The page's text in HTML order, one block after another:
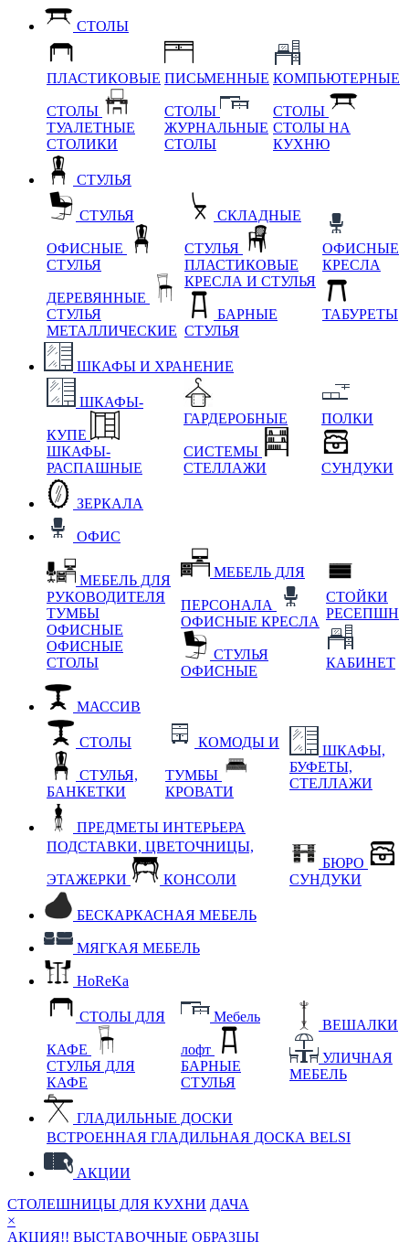
СТОЛЫ
ПЛАСТИКОВЫЕ
СТОЛЫ
ТУАЛЕТНЫЕ
СТОЛИКИ
ПИСЬМЕННЫЕ
СТОЛЫ
ЖУРНАЛЬНЫЕ
СТОЛЫ
КОМПЬЮТЕРНЫЕ
СТОЛЫ
СТОЛЫ НА
КУХНЮ
СТУЛЬЯ
СТУЛЬЯ
ОФИСНЫЕ
СТУЛЬЯ
ДЕРЕВЯННЫЕ
СТУЛЬЯ
МЕТАЛЛИЧЕСКИЕ
СКЛАДНЫЕ
СТУЛЬЯ
ПЛАСТИКОВЫЕ
КРЕСЛА И СТУЛЬЯ
БАРНЫЕ
СТУЛЬЯ
ОФИСНЫЕ
КРЕСЛА
ТАБУРЕТЫ
ШКАФЫ И ХРАНЕНИЕ
ШКАФЫ-
КУПЕ
ШКАФЫ-
РАСПАШНЫЕ
ГАРДЕРОБНЫЕ
СИСТЕМЫ
СТЕЛЛАЖИ
ПОЛКИ
СУНДУКИ
ЗЕРКАЛА
ОФИС
МЕБЕЛЬ ДЛЯ
РУКОВОДИТЕЛЯ
ТУМБЫ
ОФИСНЫЕ
ОФИСНЫЕ
СТОЛЫ
МЕБЕЛЬ ДЛЯ
ПЕРСОНАЛА
ОФИСНЫЕ КРЕСЛА
СТУЛЬЯ
ОФИСНЫЕ
СТОЙКИ
РЕСЕПШН
КАБИНЕТ
МАССИВ
СТОЛЫ
СТУЛЬЯ,
БАНКЕТКИ
КОМОДЫ И
ТУМБЫ
КРОВАТИ
ШКАФЫ,
БУФЕТЫ,
СТЕЛЛАЖИ
ПРЕДМЕТЫ ИНТЕРЬЕРА
ПОДСТАВКИ, ЦВЕТОЧНИЦЫ,
ЭТАЖЕРКИ КОНСОЛИ
БЮРО
СУНДУКИ
БЕСКАРКАСНАЯ МЕБЕЛЬ
МЯГКАЯ МЕБЕЛЬ
HoReKa
СТОЛЫ ДЛЯ
КАФЕ
СТУЛЬЯ ДЛЯ
КАФЕ
Мебель
лофт
БАРНЫЕ
СТУЛЬЯ
ВЕШАЛКИ
УЛИЧНАЯ
МЕБЕЛЬ
ГЛАДИЛЬНЫЕ ДОСКИ
ВСТРОЕННАЯ ГЛАДИЛЬНАЯ ДОСКА BELSI
АКЦИИ
СТОЛЕШНИЦЫ ДЛЯ КУХНИ ДАЧА
×
АКЦИЯ!! ВЫСТАВОЧНЫЕ ОБРАЗЦЫ